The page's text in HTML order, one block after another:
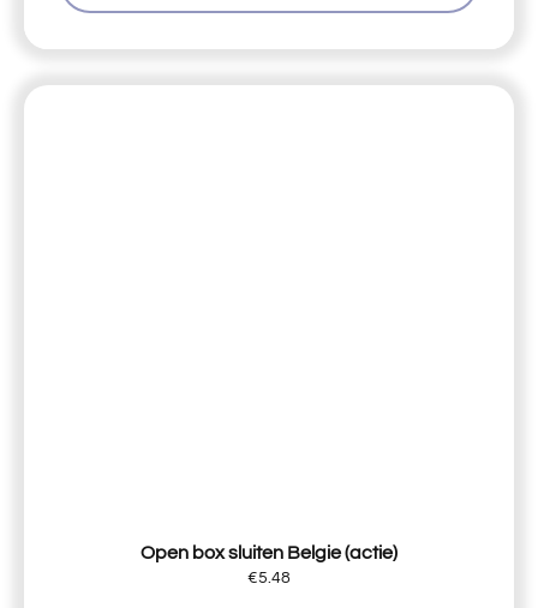
Open box sluiten Belgie (actie)
€5.48